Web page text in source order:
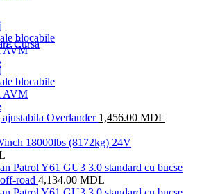
Cursa
blocabile
AVM
blocabile
AVM
Overlander 1,456.00 MDL
18000lbs (8172kg) 24V
Patrol Y61 GU3 3.0 standard cu bucse
road 4,134.00 MDL